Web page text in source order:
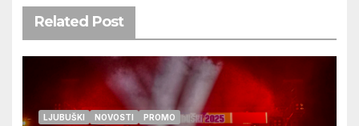
Related Post
LJUBUŠKI NOVOSTI PROMO